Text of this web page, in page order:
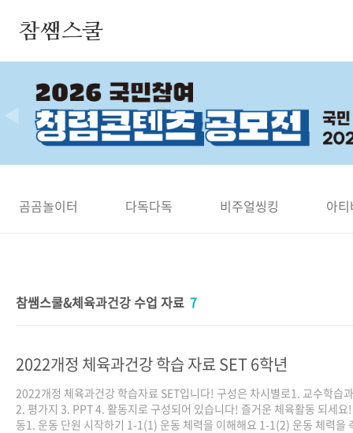
참쌤스쿨
곰곰놀이터 다독다독 비주얼씽킹 아
참쌤스쿨&체육과건강 수업 자료 7
2022개정 체육과건강 학습 자료 SET 6학년
2022개정 체육과건강 학습자료 SET입니다! 구성은 차시별로1. 교수학습
2. 평가지 3. PPT 4. 활동지로 구성되어 있습니다! 즐거운 체육활동 되세요
동1. 운동 단원 시작하기 1-1(1) 운동 체력을 이해해요 1-1(2) 운동 체력을